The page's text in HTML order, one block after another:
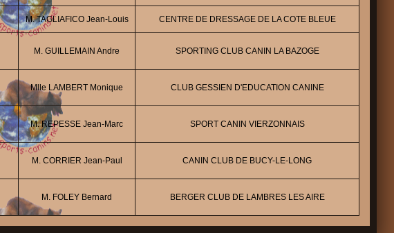
M. TAGLIAFICO Jean-Louis CENTRE DE DRESSAGE DE LA COTE BLEUE
M. GUILLEMAIN Andre SPORTING CLUB CANIN LA BAZOGE
Mlle LAMBERT Monique CLUB GESSIEN D'EDUCATION CANINE
M. REPESSE Jean-Marc SPORT CANIN VIERZONNAIS
M. CORRIER Jean-Paul CANIN CLUB DE BUCY-LE-LONG
M. FOLEY Bernard BERGER CLUB DE LAMBRES LES AIRE